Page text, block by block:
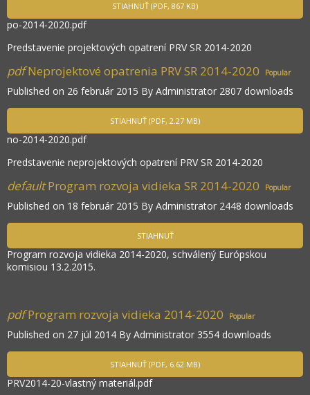
STIAHNUŤ (PDF, 867 KB)
po-2014-2020.pdf
Predstavenie projektových opatrení PRV SR 2014-2020
pdf Neprojektové opatrenia PRV SR 2014-2020 Popular
Published on 26 február 2015 By Administrator 2807 downloads
STIAHNUŤ (PDF, 2.27 MB)
no-2014-2020.pdf
Predstavenie neprojektových opatrení PRV SR 2014-2020
default Program rozvoja vidieka SR 2014-2020 Popular
Published on 18 február 2015 By Administrator 2448 downloads
STIAHNUŤ
Program rozvoja vidieka 2014-2020, schválený Európskou
komisiou 13.2.2015.
pdf Program rozvoja vidieka 2014-2020 Popular
Published on 27 júl 2014 By Administrator 3554 downloads
STIAHNUŤ (PDF, 6.62 MB)
PRV2014-20-vlastný materiál.pdf